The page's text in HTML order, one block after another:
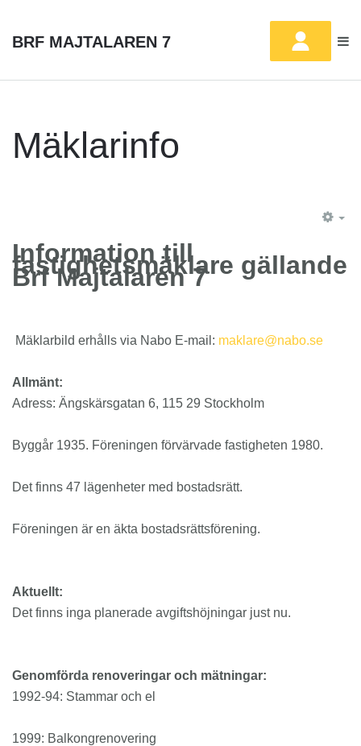
BRF MAJTALAREN 7
Mäklarinfo
Information till
fastighetsmäklare gällande
Brf Majtalaren 7
Mäklarbild erhålls via Nabo E-mail:
Allmänt:
Adress: Ängskärsgatan 6, 115 29 Stockholm
Byggår 1935. Föreningen förvärvade fastigheten 1980.
Det finns 47 lägenheter med bostadsrätt.
Föreningen är en äkta bostadsrättsförening.
Aktuellt:
Det finns inga planerade avgiftshöjningar just nu.
Genomförda renoveringar och mätningar:
1992-94: Stammar och el
1999: Balkongrenovering